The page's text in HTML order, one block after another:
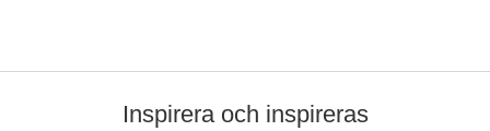
Inspirera och inspireras